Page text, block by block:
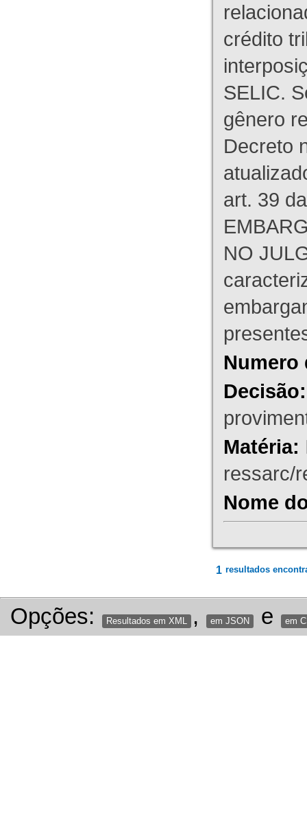
crédito
SELIC.
gênero
Decreto
art. 39
NO
Numero
Decisão:
Matéria:
ressarc/
Nome
1 resultados
Opções: Resultados em XML , em JSON e em